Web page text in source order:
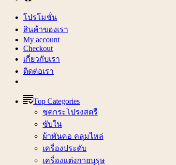
โปรโมชั่น
สินค้าของเรา
My account
Checkout
เกี่ยวกับเรา
ติดต่อเรา
Top Categories
ชุดกระโปรงสตรี
ซับใน
ผ้าพันคอ คลุมไหล่
เครื่องประดับ
เครื่องแต่งกายบุรุษ